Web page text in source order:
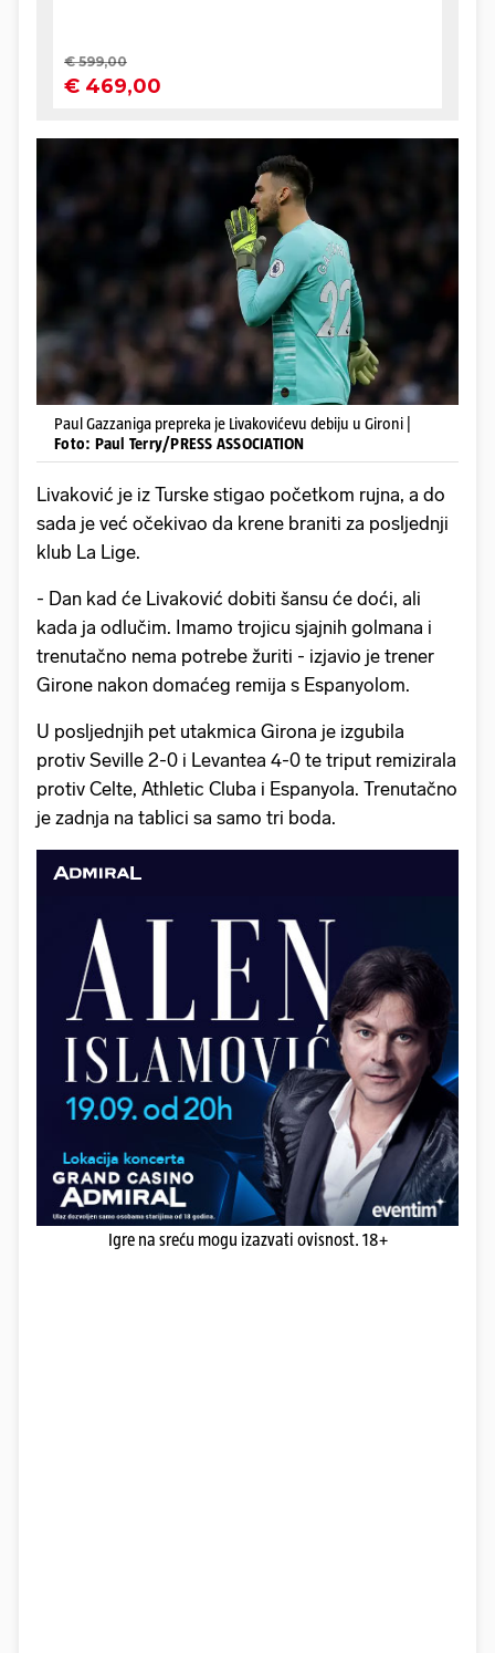
Paul Gazzaniga prepreka je Livakovićevu debiju u Gironi |
Foto: Paul Terry/PRESS ASSOCIATION
Livaković je iz Turske stigao početkom rujna, a do
sada je već očekivao da krene braniti za posljednji
klub La Lige.
- Dan kad će Livaković dobiti šansu će doći, ali
kada ja odlučim. Imamo trojicu sjajnih golmana i
trenutačno nema potrebe žuriti - izjavio je trener
Girone nakon domaćeg remija s Espanyolom.
U posljednjih pet utakmica Girona je izgubila
protiv Seville 2-0 i Levantea 4-0 te triput remizirala
protiv Celte, Athletic Cluba i Espanyola. Trenutačno
je zadnja na tablici sa samo tri boda.
Igre na sreću mogu izazvati ovisnost. 18+